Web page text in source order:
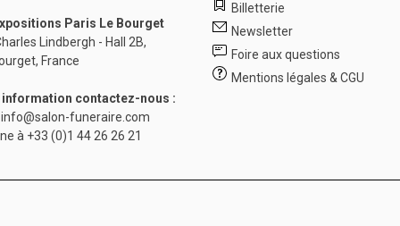
Paris Le Bourget
Lindbergh - Hall 2B,
France
contactez-nous :
info@salon-funeraire.com
à +33 (0)1 44 26 26 21
Billetterie
Newsletter
Foire aux questions
Mentions légales & CGU